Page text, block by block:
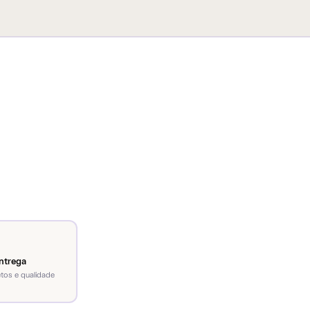
e qualidade